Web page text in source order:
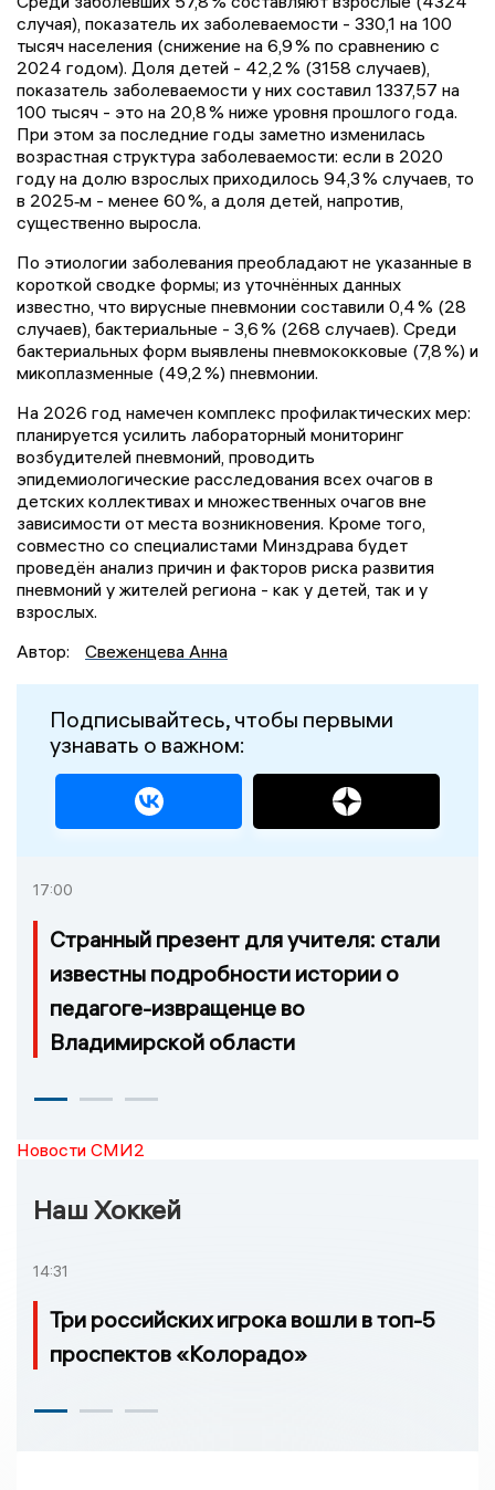
случая), показатель их заболеваемости - 330,1 на 100
тысяч населения (снижение на 6,9 % по сравнению с
2024 годом). Доля детей - 42,2 % (3158 случаев),
показатель заболеваемости у них составил 1337,57 на
100 тысяч - это на 20,8 % ниже уровня прошлого года.
При этом за последние годы заметно изменилась
возрастная структура заболеваемости: если в 2020
году на долю взрослых приходилось 94,3 % случаев, то
в 2025‑м - менее 60 %, а доля детей, напротив,
существенно выросла.
По этиологии заболевания преобладают не указанные в
короткой сводке формы; из уточнённых данных
известно, что вирусные пневмонии составили 0,4 % (28
случаев), бактериальные - 3,6 % (268 случаев). Среди
бактериальных форм выявлены пневмококковые (7,8 %) и
микоплазменные (49,2 %) пневмонии.
На 2026 год намечен комплекс профилактических мер:
планируется усилить лабораторный мониторинг
возбудителей пневмоний, проводить
эпидемиологические расследования всех очагов в
детских коллективах и множественных очагов вне
зависимости от места возникновения. Кроме того,
совместно со специалистами Минздрава будет
проведён анализ причин и факторов риска развития
пневмоний у жителей региона - как у детей, так и у
взрослых.
Автор:
Свеженцева Анна
Подписывайтесь, чтобы первыми
узнавать о важном:
17:00
Странный презент для учителя: стали
известны подробности истории о
педагоге-извращенце во
Владимирской области
Новости СМИ2
Наш Хоккей
14:31
Три российских игрока вошли в топ-5
проспектов «Колорадо»